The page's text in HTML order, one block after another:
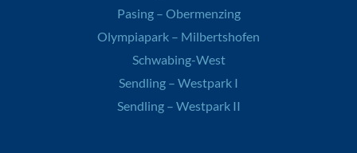
Pasing – Obermenzing
Olympiapark – Milbertshofen
Schwabing-West
Sendling – Westpark I
Sendling – Westpark II